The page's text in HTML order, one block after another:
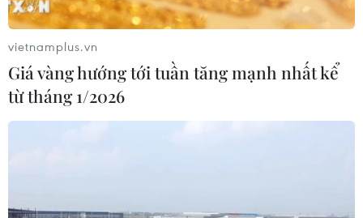
Xuất hiện áp thấp nhiệt đới trên khu
vực vịnh Bắc Bộ
07/08/2026 03:54
vietnamplus.vn
Giá vàng hướng tới tuần tăng mạnh nhất kể
từ tháng 1/2026